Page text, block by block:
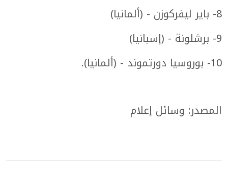
8- باير ليفركوزن - (ألمانيا)
9- برشلونة - (إسبانيا)
10- بوروسيا دورتموند - (ألمانيا).
المصدر: وسائل إعلام